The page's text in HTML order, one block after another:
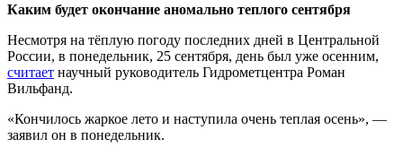
Каким будет окончание аномально теплого сентября
Несмотря на тёплую погоду последних дней в Центральной
России, в понедельник, 25 сентября, день был уже осенним,
считает научный руководитель Гидрометцентра Роман
Вильфанд.
«Кончилось жаркое лето и наступила очень теплая осень», —
заявил он в понедельник.